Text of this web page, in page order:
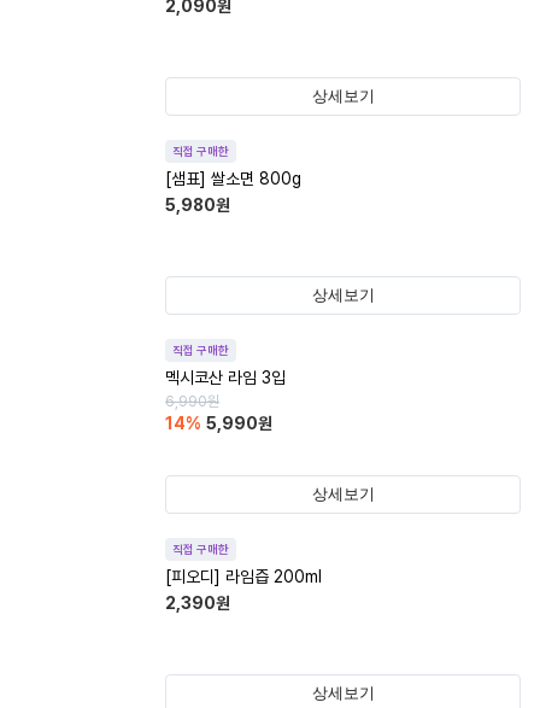
2,090원
상세보기
직접 구매한
[샘표] 쌀소면 800g
5,980원
상세보기
직접 구매한
멕시코산 라임 3입
6,990원
14% 5,990원
상세보기
직접 구매한
[피오디] 라임즙 200ml
2,390원
상세보기